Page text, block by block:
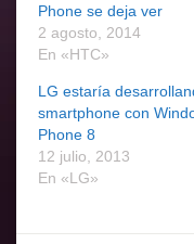
Phone se deja ver
2 agosto, 2014
En «HTC»
LG estaría
smartphone con
Phone 8
12 julio, 2013
En «LG»